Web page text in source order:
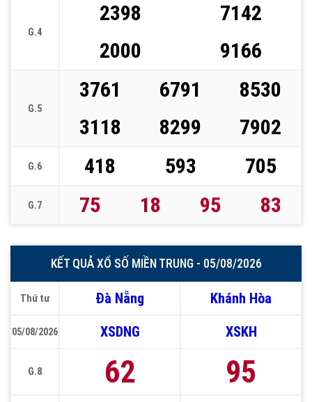
G.4
2398
7142
2000
9166
G.5
3761 6791
8530
3118
8299 7902
G.6 418 593 705
G.7 75 18 95 83
KẾT QUẢ XỔ SỐ MIỀN TRUNG - 05/08/2026
Thứ tư
05/08/2026
G.8
Đà Nẵng
XSDNG
62
Khánh Hòa
XSKH
95